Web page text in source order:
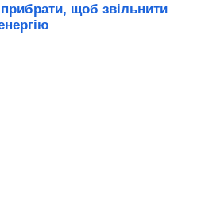
щоб звільнити